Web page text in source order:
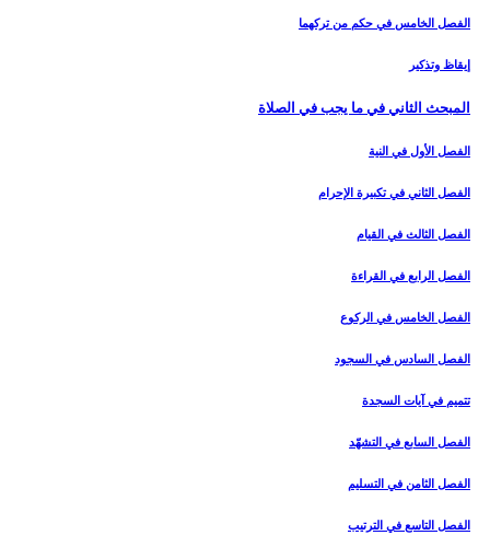
الفصل الخامس في حكم من تركهما
إيقاظ وتذكير
المبحث الثاني في ما يجب في الصلاة
الفصل الأول في النية
الفصل الثاني في تكبيرة الإحرام
الفصل الثالث في القيام
الفصل الرابع في القراءة
الفصل الخامس في الركوع
الفصل السادس في السجود
تتميم في آيات السجدة
الفصل السابع في التشهّد
الفصل الثامن في التسليم
الفصل التاسع في الترتيب